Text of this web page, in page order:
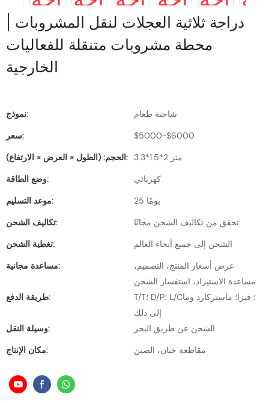
دراجة ثلاثية العجلات لنقل المشروبات |
محطة مشروبات متنقلة للفعاليات
الخارجية
نموذج:
شاحنة طعام
سعر:
$5000-$6000
الحجم: (الطول × العرض × الارتفاع):
3.3*1.5*2 متر
وضع الطاقة:
كهربائي
موعد التسليم:
25 يومًا
تكاليف الشحن:
تحقق من تكاليف الشحن مجانًا
تغطية الشحن:
الشحن إلى جميع أنحاء العالم
مساعدة مجانية:
عرض أسعار المنتج، التصميم،
مساعدة الاستيراد، استفسار الشحن
طريقة الدفع:
T/T؛ D/P؛ L/C؛ فيزا؛ ماستركارد وما
إلى ذلك
وسيلة النقل:
الشحن عن طريق البحر
مكان الإنتاج:
مقاطعة خنان، الصين